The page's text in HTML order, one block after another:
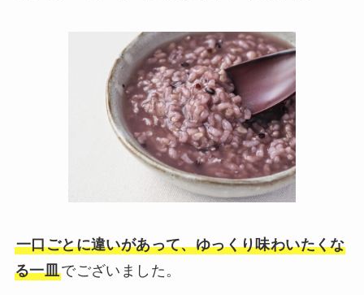
一口ごとに違いがあって、ゆっくり味わいたくな
る一皿でございました。